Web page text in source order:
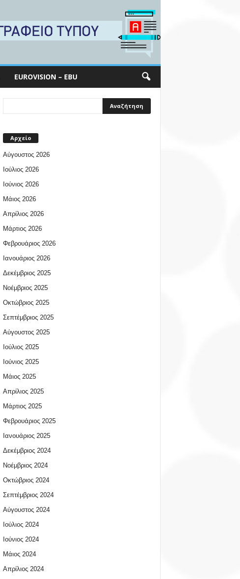
EUROVISION – EBU
Αρχείο
Αύγουστος 2026
Ιούλιος 2026
Ιούνιος 2026
Μάιος 2026
Απρίλιος 2026
Μάρτιος 2026
Φεβρουάριος 2026
Ιανουάριος 2026
Δεκέμβριος 2025
Νοέμβριος 2025
Οκτώβριος 2025
Σεπτέμβριος 2025
Αύγουστος 2025
Ιούλιος 2025
Ιούνιος 2025
Μάιος 2025
Απρίλιος 2025
Μάρτιος 2025
Φεβρουάριος 2025
Ιανουάριος 2025
Δεκέμβριος 2024
Νοέμβριος 2024
Οκτώβριος 2024
Σεπτέμβριος 2024
Αύγουστος 2024
Ιούλιος 2024
Ιούνιος 2024
Μάιος 2024
Απρίλιος 2024